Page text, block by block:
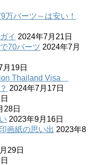
万バーツ～は安い！
イ 2024年7月21日
70バーツ 2024年7月
月19日
Thailand Visa
2024年7月17日
28日
2023年9月16日
画紙の思い出 2023年8
29日